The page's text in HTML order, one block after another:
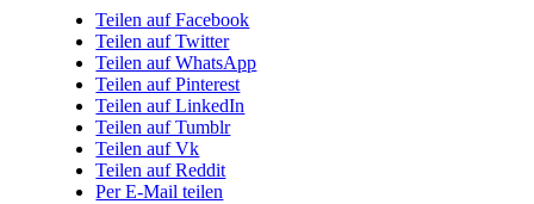
Teilen auf Facebook
Teilen auf Twitter
Teilen auf WhatsApp
Teilen auf Pinterest
Teilen auf LinkedIn
Teilen auf Tumblr
Teilen auf Vk
Teilen auf Reddit
Per E-Mail teilen